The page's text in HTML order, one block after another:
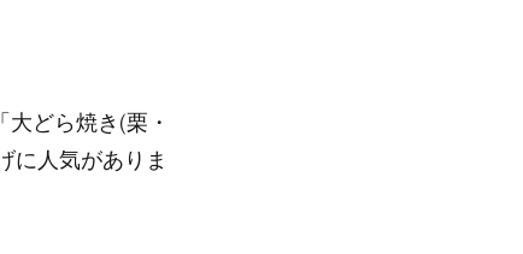
どら焼き(栗・
に人気がありま